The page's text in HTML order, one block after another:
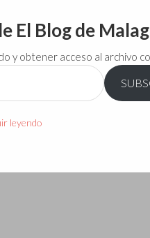
El Blog de
y obtener acceso al archivo
leyendo